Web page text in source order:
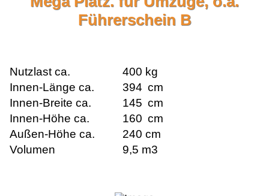
Führerschein B
Nutzlast ca.
400 kg
Innen-Länge ca.
394 cm
Innen-Breite ca.
145 cm
Innen-Höhe ca.
160 cm
Außen-Höhe ca.
240 cm
Volumen
9,5 m3